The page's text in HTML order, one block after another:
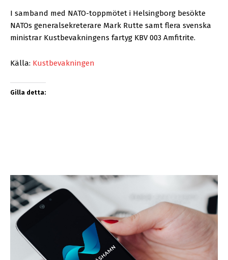
I samband med NATO-toppmötet i Helsingborg besökte
NATOs generalsekreterare Mark Rutte samt flera svenska
ministrar Kustbevakningens fartyg KBV 003 Amfitrite.
Källa: Kustbevakningen
Gilla detta: